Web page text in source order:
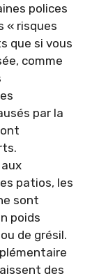
polices
« risques
que si vous
comme
par la
patios, les
sont
poids
de grésil.
des